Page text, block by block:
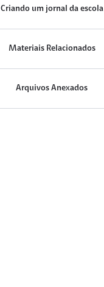
Criando um jornal da escola
Materiais Relacionados
Arquivos Anexados